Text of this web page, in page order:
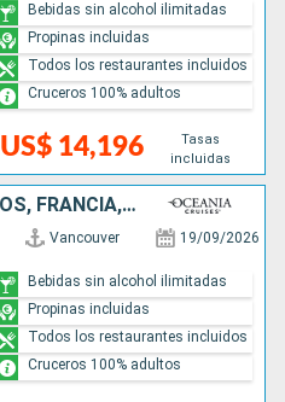
US$ 14,196
Tasas
incluidas
Bebidas sin alcohol ilimitadas
Propinas incluidas
Todos los restaurantes incluidos
Cruceros 100% adultos
CANADÁ, ESTADOS UNIDOS, FRANCIA, ILES COOK, FIDJI (ISLAS)
Vancouver 19/09/2026
Bebidas sin alcohol ilimitadas
Propinas incluidas
Todos los restaurantes incluidos
Cruceros 100% adultos